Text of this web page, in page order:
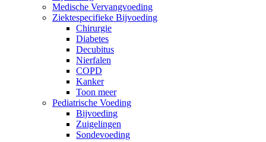
Medische Vervangvoeding
Ziektespecifieke Bijvoeding
Chirurgie
Diabetes
Decubitus
Nierfalen
COPD
Kanker
Toon meer
Pediatrische Voeding
Bijvoeding
Zuigelingen
Sondevoeding